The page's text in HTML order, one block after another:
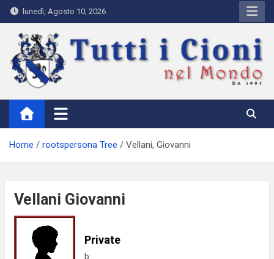
Skip
to
content
lunedì, Agosto 10, 2026
Tutti i Cioni nel Mondo
Where Cioni`s come from
Home rootspersona Tree Vellani, Giovanni
Vellani Giovanni
Private
b: